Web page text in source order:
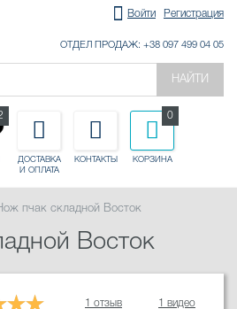
Войти Регистрация
ОТДЕЛ ПРОДАЖ: +38 097 499 04 05
НАЙТИ
ДОСТАВКА
И ОПЛАТА
КОНТАКТЫ КОРЗИНА
0
пчак складной Восток
Восток
1 отзыв 1 видео